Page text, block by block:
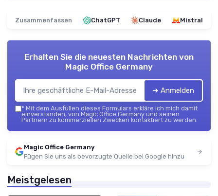
Zusammenfassen ChatGPT Claude Mistral
Erhalten Sie die neuesten Nachrichten von
Magic Office Germany
➔ Anmelden
* Mit dem Ausfüllen dieses Formulars erkläre ich mich damit
einverstanden, von Magic Office Germany und seinen
Partnern zu kommerziellen Zwecken kontaktiert zu werden.
Magic Office Germany
Fügen Sie uns als bevorzugte Quelle bei Google hinzu
Meistgelesen